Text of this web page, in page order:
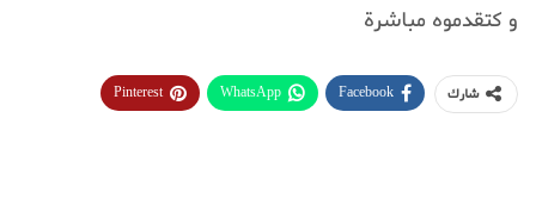
و كتقدموه مباشرة
شارك Facebook
WhatsApp
Pinterest